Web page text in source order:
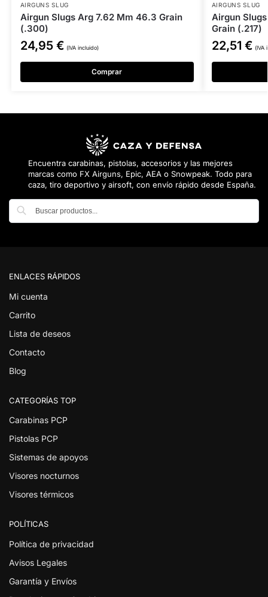
AIRGUNS SLUG
Airgun Slugs Arg 7.62 Mm 46.3 Grain
(.300)
24,95 € (IVA incluido)
Comprar
AIRGUNS SLUG
Airgun
Grain (.217)
22,51 € (IVA
Encuentra carabinas, pistolas, accesorios y las mejores
marcas como FX Airguns, Epic, AEA o Snowpeak. Todo para
caza, tiro deportivo y airsoft, con envío rápido desde España.
ENLACES RÁPIDOS
Mi cuenta
Carrito
Lista de deseos
Contacto
Blog
CATEGORÍAS TOP
Carabinas PCP
Pistolas PCP
Sistemas de apoyos
Visores nocturnos
Visores térmicos
POLÍTICAS
Política de privacidad
Avisos Legales
Garantía y Envíos